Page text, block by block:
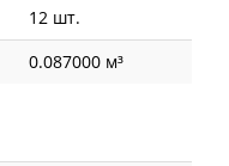
12 шт.
0.087000 м³